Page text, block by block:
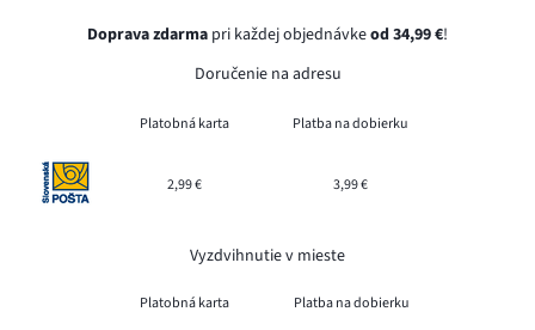
Doprava zdarma pri každej objednávkeod 34,99 €!
Doručenie na adresu
Platobná karta Platba na dobierku
2,99 € 3,99 €
Vyzdvihnutie v mieste
Platobná karta Platba na dobierku